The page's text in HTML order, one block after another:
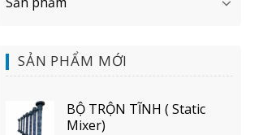
SẢN PHẨM MỚI
BỘ TRỘN TĨNH ( Static
Mixer)